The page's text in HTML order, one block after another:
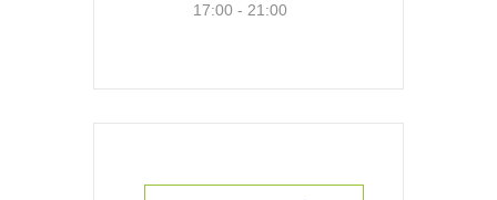
17:00 - 21:00